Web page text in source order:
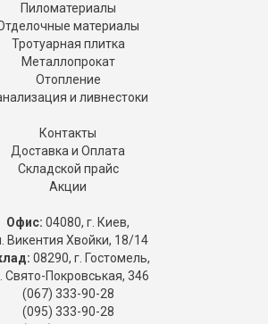
Пиломатериалы
материалы
Тротуарная плитка
Металлопрокат
Отопление
и ливнестоки
Контакты
Доставка и Оплата
Складской прайс
Акции
Офис: 04080, г. Киев,
Викентия Хвойки, 18/14
08290, г. Гостомель,
Свято-Покровськая, 346
(067) 333-90-28
(095) 333-90-28